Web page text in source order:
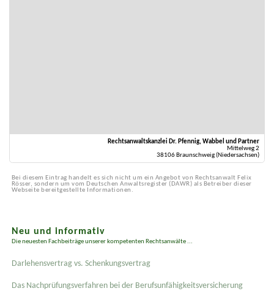
Rechtsanwaltskanzlei Dr. Pfennig, Wabbel und Partner
Mittelweg 2
38106 Braunschweig (Niedersachsen)
Bei diesem Eintrag handelt es sich nicht um ein Angebot von Rechtsanwalt Felix
Rösser, sondern um vom Deutschen Anwaltsregister (DAWR) als Betreiber dieser
Webseite bereitgestellte Informationen.
Neu und informativ
Die neuesten Fachbeiträge unserer kompetenten Rechtsanwälte ...
Darlehensvertrag vs. Schenkungsvertrag
Das Nachprüfungsverfahren bei der Berufsunfähigkeitsversicherung